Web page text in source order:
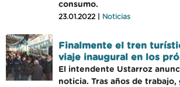
consumo.
23.01.2022 | Noticias
Finalmente el tren
viaje inaugural en los
El intendente Ustarroz
noticia. Tras años de trabajo,